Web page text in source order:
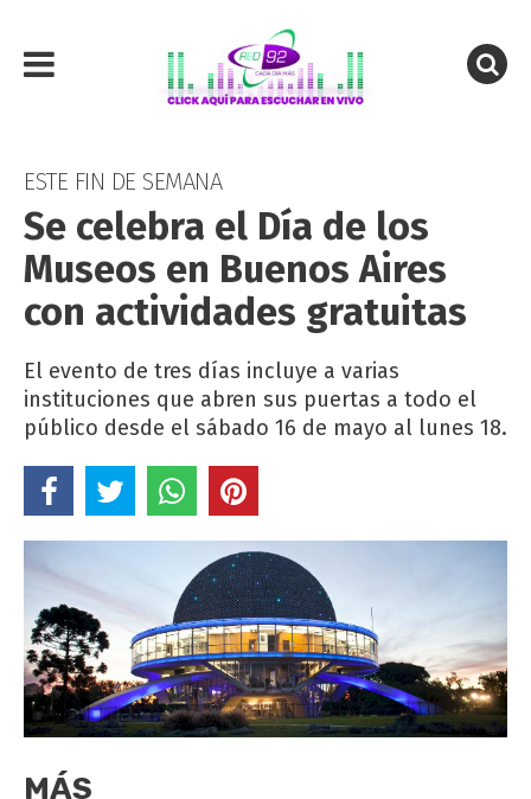
ESTE FIN DE SEMANA
Se celebra el Día de los
Museos en Buenos Aires
con actividades gratuitas
El evento de tres días incluye a varias
instituciones que abren sus puertas a todo el
público desde el sábado 16 de mayo al lunes 18.
MÁS